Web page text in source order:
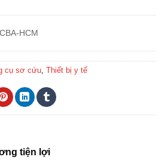
HCM
cụ sơ cứu Thiết bị y tế
tiện lợi